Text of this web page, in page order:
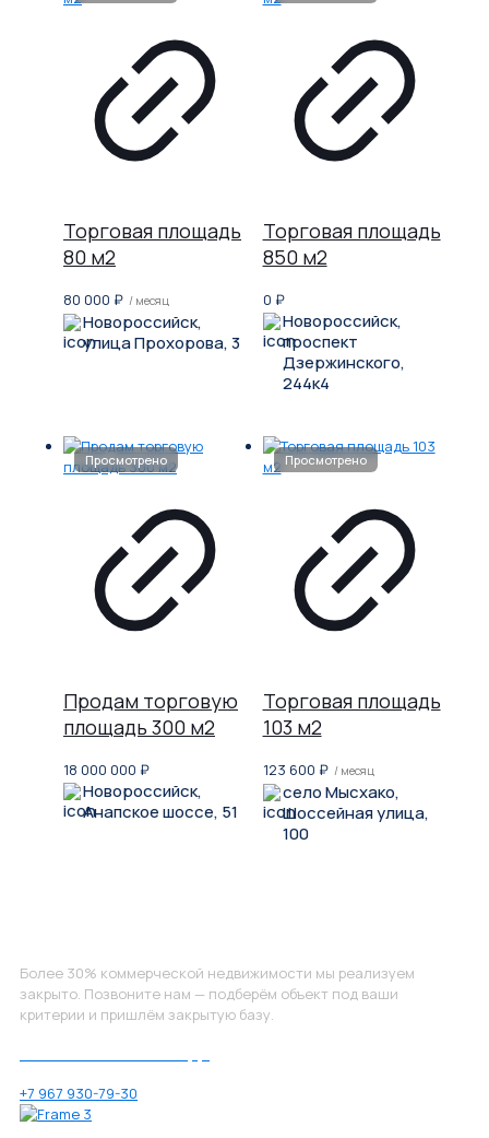
Торговая площадь
80 м2
80 000 ₽ / месяц
Новороссийск,
улица Прохорова, 3
Торговая площадь
850 м2
0 ₽
Новороссийск,
проспект
Дзержинского,
244к4
Продам торговую
площадь 300 м2
18 000 000 ₽
Новороссийск,
Анапское шоссе, 51
Торговая площадь
103 м2
123 600 ₽ / месяц
село Мысхако,
Шоссейная улица,
100
Более 30% коммерческой недвижимости мы реализуем
закрыто. Позвоните нам — подберём объект под ваши
критерии и пришлём закрытую базу.
+7 967 930-79-30